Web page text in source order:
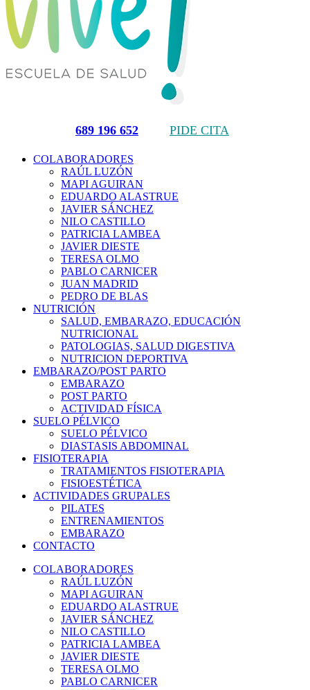
689 196 652 PIDE CITA
COLABORADORES
RAÚL LUZÓN
MAPI AGUIRAN
EDUARDO ALASTRUE
JAVIER SÁNCHEZ
NILO CASTILLO
PATRICIA LAMBEA
JAVIER DIESTE
TERESA OLMO
PABLO CARNICER
JUAN MADRID
PEDRO DE BLAS
NUTRICIÓN
SALUD, EMBARAZO, EDUCACIÓN
NUTRICIONAL
PATOLOGIAS, SALUD DIGESTIVA
NUTRICION DEPORTIVA
EMBARAZO/POST PARTO
EMBARAZO
POST PARTO
ACTIVIDAD FÍSICA
SUELO PÉLVICO
SUELO PÉLVICO
DIASTASIS ABDOMINAL
FISIOTERAPIA
TRATAMIENTOS FISIOTERAPIA
FISIOESTÉTICA
ACTIVIDADES GRUPALES
PILATES
ENTRENAMIENTOS
EMBARAZO
CONTACTO
COLABORADORES
RAÚL LUZÓN
MAPI AGUIRAN
EDUARDO ALASTRUE
JAVIER SÁNCHEZ
NILO CASTILLO
PATRICIA LAMBEA
JAVIER DIESTE
TERESA OLMO
PABLO CARNICER